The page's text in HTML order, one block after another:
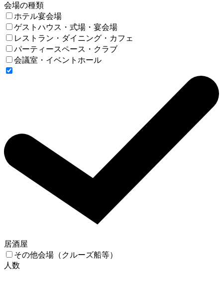
会場の種類
ホテル宴会場
ゲストハウス・式場・宴会場
レストラン・ダイニング・カフェ
パーティースペース・クラブ
会議室・イベントホール
居酒屋
その他会場（クルーズ船等）
人数